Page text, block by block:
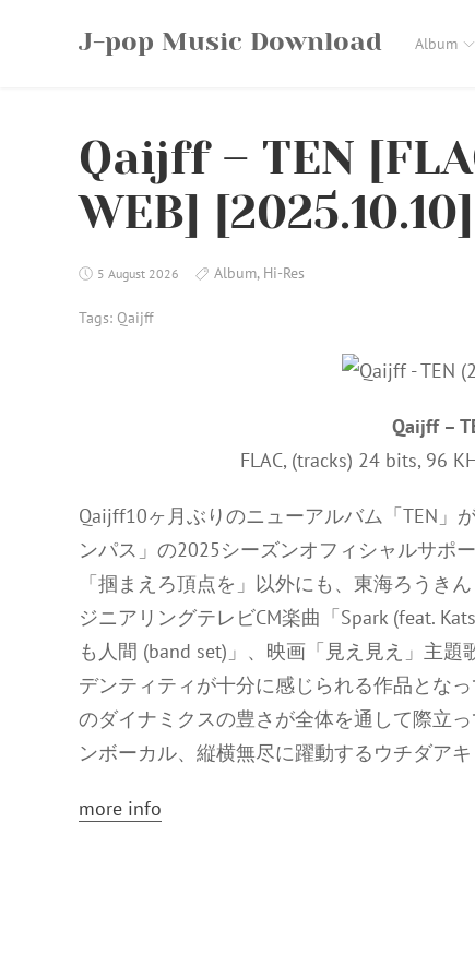
J-pop Music Download Album
Qaijff – TEN
WEB] [2025.10.10]
5 August 2026 Album, Hi-Res
Tags: Qaijff
Qaijff –
FLAC, (tracks) 24 bits, 96
Qaijff10ヶ月ぶりのニューアルバム「TEN」
ンパス」の2025シーズンオフィシャルサポ
「掴まえろ頂点を」以外にも、東海ろうき
ジニアリングテレビCM楽曲「Spark (feat.
も人間 (band set)」、映画「見え見え」主題
デンティティが十分に感じられる作品とな
のダイナミクスの豊さが全体を通して際立
ンボーカル、縦横無尽に躍動するウチダア
more info